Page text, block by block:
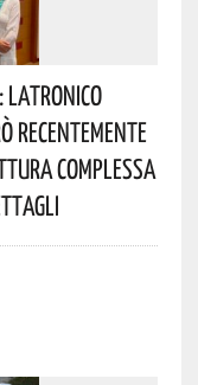
Latronico
Complessa